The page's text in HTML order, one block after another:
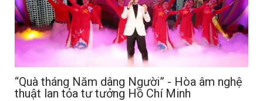
“Quà tháng Năm dâng Người” - Hòa âm nghệ
thuật lan tỏa tư tưởng Hồ Chí Minh